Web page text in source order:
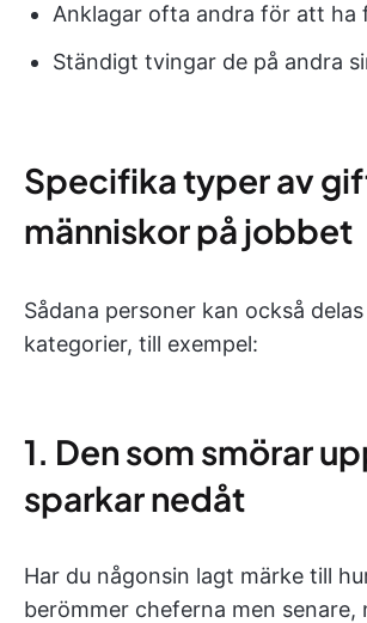
Anklagar ofta andra för att ha
Ständigt tvingar de på andra
Specifika typer av
människor på jobbet
Sådana personer kan också
kategorier, till exempel:
1. Den som smörar
sparkar nedåt
Har du någonsin lagt märke till
berömmer cheferna men senare,